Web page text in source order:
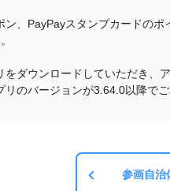
、PayPayスタンプカードの
ダウンロードしていただき
のバージョンが3.64.0以降で
参画自治